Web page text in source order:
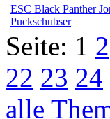
ESC Black Panther
Puckschubser
Seite: 1 2
22 23 24
alle